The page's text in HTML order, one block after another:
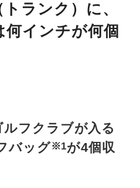
ランク）に、
インチが何個
フクラブが入る
バッグ※1が4個収